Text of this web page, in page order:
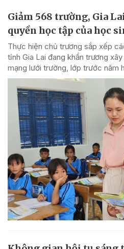
Giảm 568 trường, Gia
quyền học tập của học
Thực hiện chủ trương sắp xếp
tỉnh Gia Lai đang khẩn trương
mạng lưới trường, lớp trước năm